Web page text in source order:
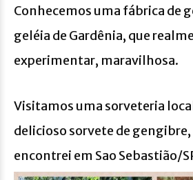
Conhecemos uma fábrica de
geléia de Gardênia, que
experimentar, maravilhosa.
Visitamos uma sorveteria
delicioso sorvete de gengibre,
encontrei em Sao Sebastião/